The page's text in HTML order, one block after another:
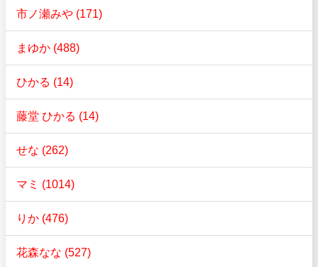
市ノ瀬みや (171)
まゆか (488)
ひかる (14)
藤堂 ひかる (14)
せな (262)
マミ (1014)
りか (476)
花森なな (527)